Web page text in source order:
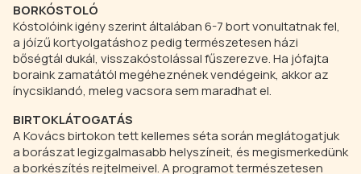
BORKÓSTOLÓ
Kóstolóink igény szerint általában 6-7 bort vonultatnak fel,
a jóízű kortyolgatáshoz pedig természetesen házi
bőségtál dukál, visszakóstolással fűszerezve. Ha jófajta
boraink zamatától megéheznének vendégeink, akkor az
ínycsiklandó, meleg vacsora sem maradhat el.
BIRTOKLÁTOGATÁS
A Kovács birtokon tett kellemes séta során meglátogatjuk
a borászat legizgalmasabb helyszíneit, és megismerkedünk
a borkészítés rejtelmeivel. A programot természetesen